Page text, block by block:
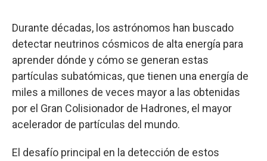
Durante décadas, los astrónomos han buscado
detectar neutrinos cósmicos de alta energía para
aprender dónde y cómo se generan estas
partículas subatómicas, que tienen una energía de
miles a millones de veces mayor a las obtenidas
por el Gran Colisionador de Hadrones, el mayor
acelerador de partículas del mundo.
El desafío principal en la detección de estos